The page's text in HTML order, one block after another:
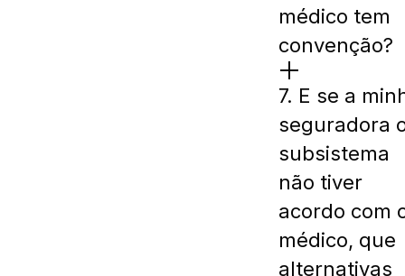
médico tem
convenção?
7. E se a
seguradora
subsistema
não tiver
acordo com
médico, que
alternativas